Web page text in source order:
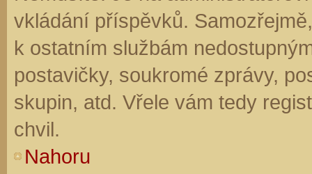
vkládání příspěvků.
k ostatním službám
postavičky, soukromé zprávy,
skupin, atd. Vřele vám tedy
chvil.
Nahoru